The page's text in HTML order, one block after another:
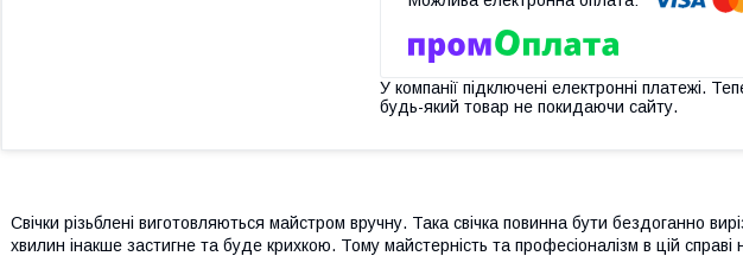
У компанії підключені електронні платежі.
будь-який товар не покидаючи сайту.
Свічки різьблені виготовляються майстром вручну. Така свічка повинна бути бездоганно
хвилин інакше застигне та буде крихкою. Тому майстерність та професіоналізм в цій